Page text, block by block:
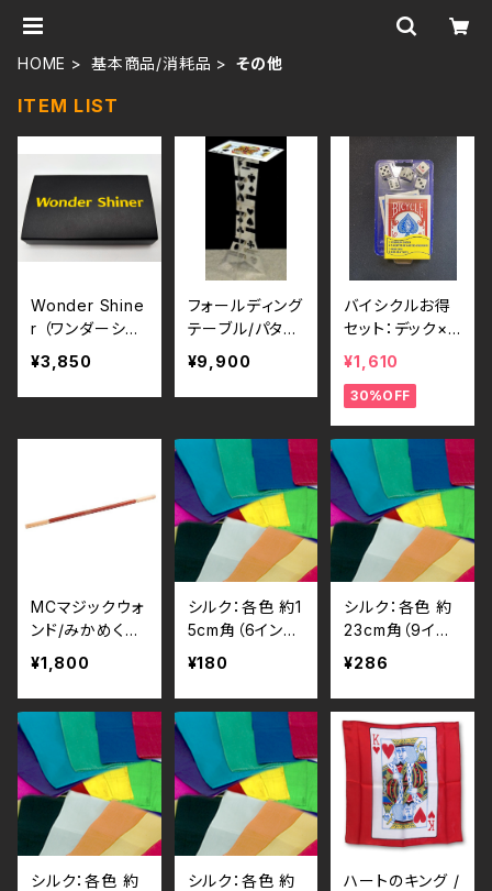
HOME 基本商品/消耗品 その他
ITEM LIST
Wonder Shine
r （ワンダーシャ
イナー）
¥3,850
フォールディング
テーブル/パタパ
タテーブル：アル
ミ製（スペードの
キング）
¥9,900
バイシクルお得
セット：デック×2
個 ＆ サイコロ×
5個
¥1,610
30%OFF
MCマジックウォ
ンド/みかめくら
ふとのウォンド
¥1,800
シルク：各色 約1
5cm角（6イン
チ）/ Silks(6inc
¥180
シルク：各色 約
23cm角（9イン
チ）/ Silks(9inc
¥286
シルク：各色 約
シルク：各色 約
ハートのキング /